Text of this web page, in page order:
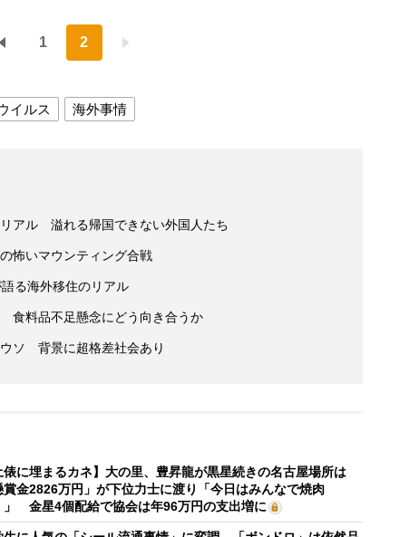
1 2
イルス 海外事情
アル 溢れる帰国できない外国人たち
怖いマウンティング合戦
る海外移住のリアル
食料品不足懸念にどう向き合うか
ウソ 背景に超格差社会あり
俵に埋まるカネ】大の里、豊昇龍が黒星続きの名古屋場所は
賞金2826万円」が下位力士に渡り「今日はみんなで焼肉
」 金星4個配給で協会は年96万円の支出増に